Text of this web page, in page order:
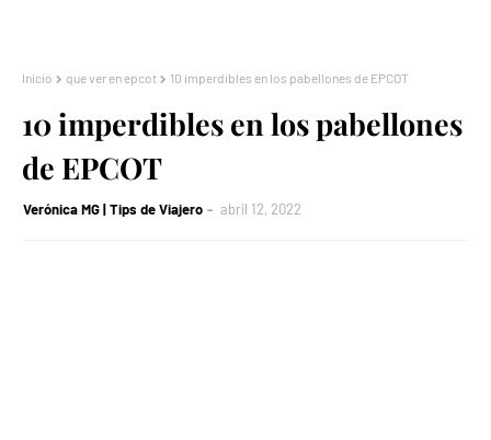
Inicio que ver en epcot 10 imperdibles en los pabellones de EPCOT
10 imperdibles en los pabellones
de EPCOT
Verónica MG | Tips de Viajero abril 12, 2022